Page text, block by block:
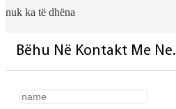
nuk ka të dhëna
Bëhu Në Kontakt Me Ne.